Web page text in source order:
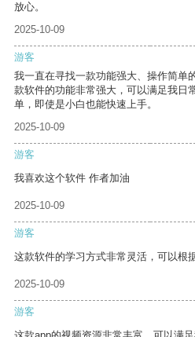
放心。
2025-10-09
游客
我一直在寻找一款功能强大、操作简单
款软件的功能非常强大，可以满足我日
单，即使是小白也能快速上手。
2025-10-09
游客
我喜欢这个软件 作者加油
2025-10-09
游客
这款软件的学习方式非常灵活，可以根
2025-10-09
游客